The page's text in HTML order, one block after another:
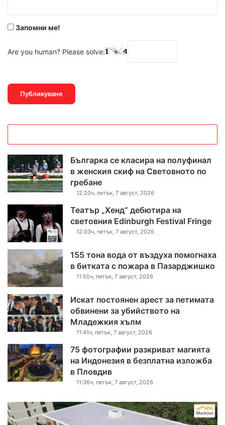
Запомни ме!
Are you human? Please solve:
Българка се класира на полуфинал
в женския скиф на Световното по
гребане
12:20ч, петък, 7 август, 2026
Театър „Хенд“ дебютира на
световния Edinburgh Festival Fringe
12:03ч, петък, 7 август, 2026
155 тона вода от въздуха помогнаха
в битката с пожара в Пазарджишко
11:50ч, петък, 7 август, 2026
Искат постоянен арест за петимата
обвинени за убийството на
Младежкия хълм
11:41ч, петък, 7 август, 2026
75 фотографии разкриват магията
на Индонезия в безплатна изложба
в Пловдив
11:36ч, петък, 7 август, 2026